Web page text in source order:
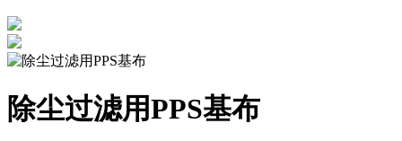
除尘过滤用PPS基布